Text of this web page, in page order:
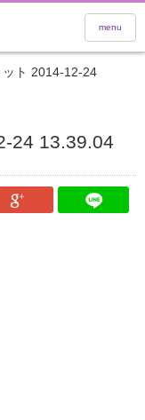
menu
ット 2014-12-24
24 13.39.04
はてなブックマーク
Google